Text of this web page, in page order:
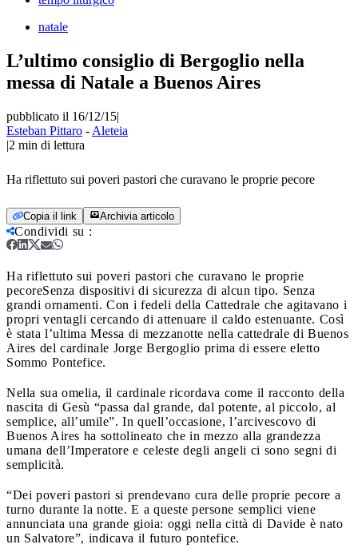
natale
L’ultimo consiglio di Bergoglio nella
messa di Natale a Buenos Aires
pubblicato il 16/12/15|
Esteban Pittaro - Aleteia
|2 min di lettura
Ha riflettuto sui poveri pastori che curavano le proprie pecore
Copia il link Archivia articolo
Condividi su :
Ha riflettuto sui poveri pastori che curavano le proprie
pecoreSenza dispositivi di sicurezza di alcun tipo. Senza
grandi ornamenti. Con i fedeli della Cattedrale che agitavano i
propri ventagli cercando di attenuare il caldo estenuante. Così
è stata l’ultima Messa di mezzanotte nella cattedrale di Buenos
Aires del cardinale Jorge Bergoglio prima di essere eletto
Sommo Pontefice.
Nella sua omelia, il cardinale ricordava come il racconto della
nascita di Gesù “passa dal grande, dal potente, al piccolo, al
semplice, all’umile”. In quell’occasione, l’arcivescovo di
Buenos Aires ha sottolineato che in mezzo alla grandezza
umana dell’Imperatore e celeste degli angeli ci sono segni di
semplicità.
“Dei poveri pastori si prendevano cura delle proprie pecore a
turno durante la notte. E a queste persone semplici viene
annunciata una grande gioia: oggi nella città di Davide è nato
un Salvatore”, indicava il futuro pontefice.